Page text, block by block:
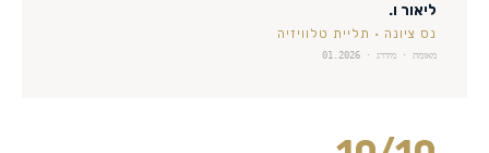
ליאור ו.
נס ציונה · תליית טלוויזיה
מאומת · מידרג · 01.2026